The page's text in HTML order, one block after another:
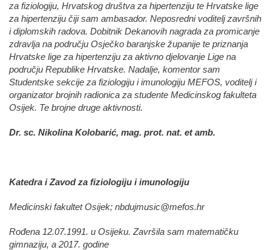
za fiziologiju, Hrvatskog društva za hipertenziju te Hrvatske lige
za hipertenziju čiji sam ambasador. Neposredni voditelj završnih
i diplomskih radova. Dobitnik Dekanovih nagrada za promicanje
zdravlja na području Osječko baranjske županije te priznanja
Hrvatske lige za hipertenziju za aktivno djelovanje Lige na
području Republike Hrvatske. Nadalje, komentor sam
Studentske sekcije za fiziologiju i imunologiju MEFOS, voditelj i
organizator brojnih radionica za studente Medicinskog fakulteta
Osijek. Te brojne druge aktivnosti.
Dr. sc. Nikolina Kolobarić, mag. prot. nat. et amb.
Katedra i Zavod za fiziologiju i imunologiju
Medicinski fakultet Osijek; nbdujmusic@mefos.hr
Rođena 12.07.1991. u Osijeku. Završila sam matematičku
gimnaziju, a 2017. godine